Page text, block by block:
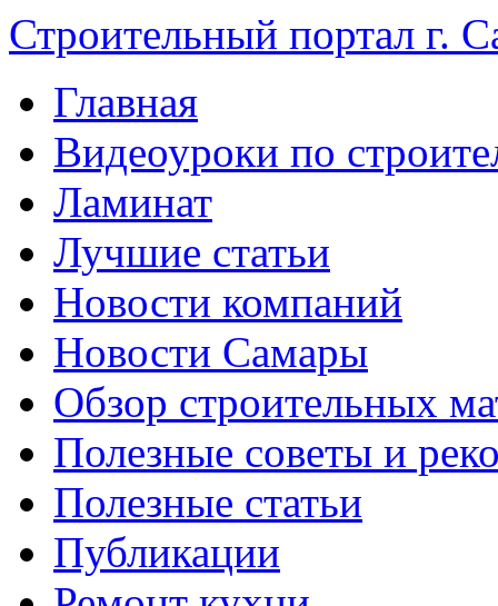
Строительный портал г.
Главная
Видеоуроки по
Ламинат
Лучшие статьи
Новости компаний
Новости Самары
Обзор строительных
Полезные советы и
Полезные статьи
Публикации